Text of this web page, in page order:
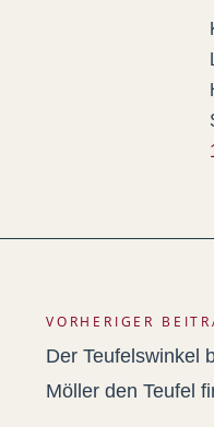
VORHERIGER
Der Teufelswinkel
Möller den Teufel